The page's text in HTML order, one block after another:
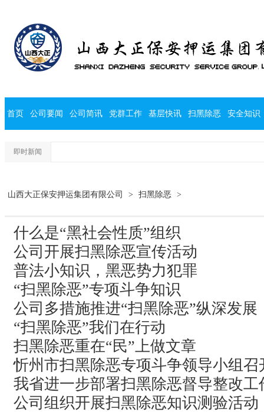
首页 公司要闻 公司简讯 党群工作 基层快讯 扫黑除恶 安全知识
即时新闻
山西大正保安押运集团有限公司 > 扫黑除恶 >
什么是“黑社会性质”组织
公司开展扫黑除恶宣传活动
普法小知识，黑恶势力犯罪
“扫黑除恶”专项斗争知识
公司多措施推进“扫黑除恶”纵深发展
“扫黑除恶”我们在行动
扫黑除恶重在“民”上做文章
忻州市扫黑除恶专项斗争领导小组
我省进一步部署扫黑除恶督导整改工
公司组织开展扫黑除恶知识测验活动